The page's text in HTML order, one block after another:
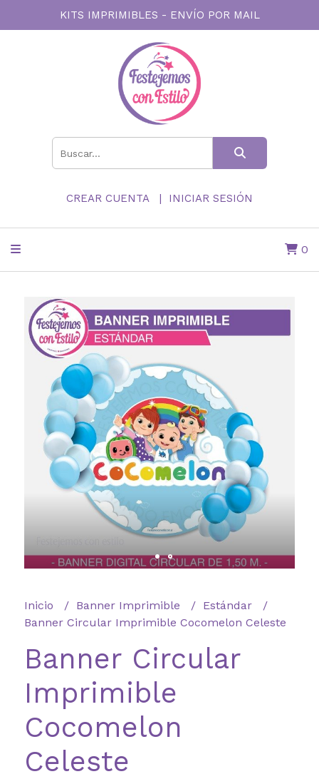
KITS IMPRIMIBLES - ENVÍO POR MAIL
CREAR CUENTA INICIAR SESIÓN
0
Inicio Banner Imprimible
Estándar
Banner Circular Imprimible Cocomelon Celeste
Banner Circular
Imprimible
Cocomelon
Celeste